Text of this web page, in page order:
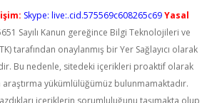
Skype: live:.cid.575569c608265c69Yasal
Sayılı Kanun gereğince Bilgi Teknolojileri ve
tarafından onaylanmış bir Yer Sağlayıcı olarak
Bu nedenle, sitedeki içerikleri proaktif olarak
yükümlülüğümüz bulunmamaktadır.
içeriklerin sorumluluğunu taşımakta olup,